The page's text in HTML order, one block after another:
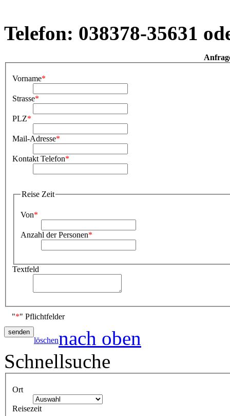
Telefon: 038378-35631
Vorname*
Strasse*
PLZ*
Mail-Adresse*
Kontakt Telefon*
Reise Zeit
Von*
Anzahl der Personen*
Textfeld
"*" Pflichtfelder
löschennach oben
Schnellsuche
Ort
Reisezeit